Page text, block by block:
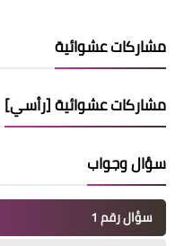
مشاركات عشوائية
مشاركات عشوائية [رأسي]
سؤال وجواب
سؤال رقم 1